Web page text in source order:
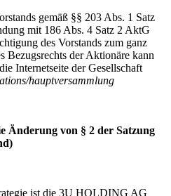
gemäß §§ 203 Abs. 1 Satz
mit 186 Abs. 4 Satz 2 AktG
des Vorstands zum ganz
Bezugsrechts der Aktionäre kann
Internetseite der Gesellschaft
hauptversammlung
Änderung von § 2 der Satzung
ist die 3U HOLDING AG